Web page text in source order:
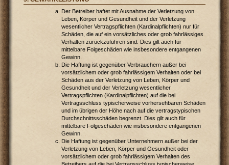
Der Betreiber haftet mit Ausnahme der Verletzung von
Leben, Körper und Gesundheit und der Verletzung
wesentlicher Vertragspflichten (Kardinalpflichten) nur für
Schäden, die auf ein vorsätzliches oder grob fahrlässiges
Verhalten zurückzuführen sind. Dies gilt auch für
mittelbare Folgeschäden wie insbesondere entgangenen
Gewinn.
Die Haftung ist gegenüber Verbrauchern außer bei
vorsätzlichem oder grob fahrlässigem Verhalten oder bei
Schäden aus der Verletzung von Leben, Körper und
Gesundheit und der Verletzung wesentlicher
Vertragspflichten (Kardinalpflichten) auf die bei
Vertragsschluss typischerweise vorhersehbaren Schäden
und im übrigen der Höhe nach auf die vertragstypischen
Durchschnittsschäden begrenzt. Dies gilt auch für
mittelbare Folgeschäden wie insbesondere entgangenen
Gewinn.
Die Haftung ist gegenüber Unternehmern außer bei der
Verletzung von Leben, Körper und Gesundheit oder
vorsätzlichem oder grob fahrlässigem Verhalten des